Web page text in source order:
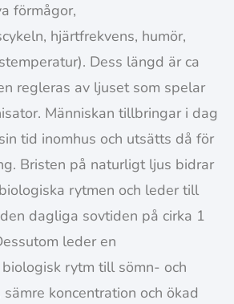
förmågor,
hjärtfrekvens, humör,
Dess längd är ca
regleras av ljuset som spelar
Människan tillbringar i dag
tid inomhus och utsätts då för
Bristen på naturligt ljus bidrar
rytmen och leder till
dagliga sovtiden på cirka 1
leder en
rytm till sömn- och
koncentration och ökad